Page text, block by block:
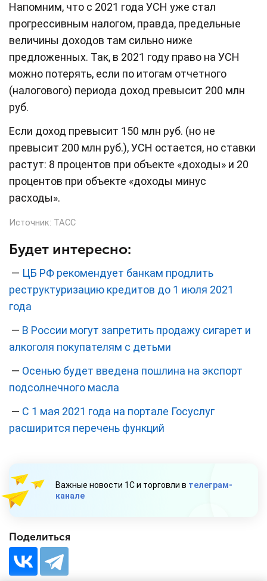
Напомним, что с 2021 года УСН уже стал
прогрессивным налогом, правда, предельные
величины доходов там сильно ниже
предложенных. Так, в 2021 году право на УСН
можно потерять, если по итогам отчетного
(налогового) периода доход превысит 200 млн
руб.
Если доход превысит 150 млн руб. (но не
превысит 200 млн руб.), УСН остается, но ставки
растут: 8 процентов при объекте «доходы» и 20
процентов при объекте «доходы минус
расходы».
Источник: ТАСС
Будет интересно:
— ЦБ РФ рекомендует банкам продлить
реструктуризацию кредитов до 1 июля 2021
года
— В России могут запретить продажу сигарет и
алкоголя покупателям с детьми
— Осенью будет введена пошлина на экспорт
подсолнечного масла
— С 1 мая 2021 года на портале Госуслуг
расширится перечень функций
Важные новости 1С и торговли в телеграм-
канале
Поделиться